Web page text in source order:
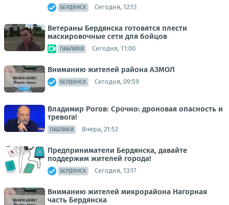
БЕРДЯНСК Сегодня, 12:13
Ветераны Бердянска готовятся плести
маскировочные сети для бойцов
ПАБЛИКИ Сегодня, 11:00
Вниманию жителей района АЗМОЛ
БЕРДЯНСК Сегодня, 09:59
Владимир Рогов: Срочно: дроновая опасность и
тревога!
ПАБЛИКИ Вчера, 21:52
Предприниматели Бердянска, давайте
поддержим жителей города!
БЕРДЯНСК Сегодня, 13:17
Вниманию жителей микрорайона Нагорная
часть Бердянска